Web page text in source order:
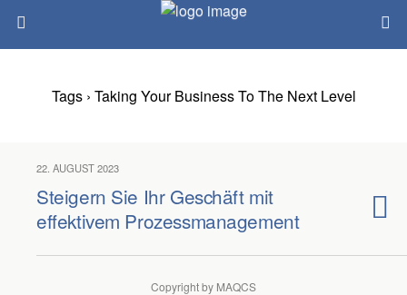
Tags › Taking Your Business To The Next Level
22. AUGUST 2023
Steigern Sie Ihr Geschäft mit
effektivem Prozessmanagement
Copyright by MAQCS